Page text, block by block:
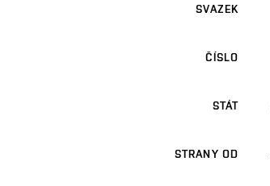
SVAZEK
ČÍSLO
STÁT
STRANY OD